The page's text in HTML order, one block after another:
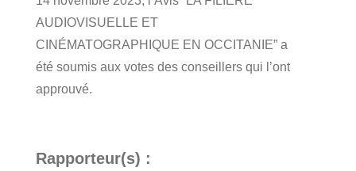
AUDIOVISUELLE ET
CINÉMATOGRAPHIQUE EN OCCITANIE” a
été soumis aux votes des conseillers qui l’ont
approuvé.
Rapporteur(s) :